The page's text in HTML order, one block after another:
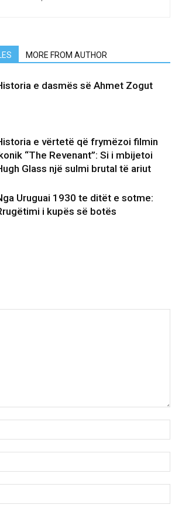
MORE FROM AUTHOR
e dasmës së Ahmet Zogut
e vërtetë që frymëzoi filmin
“The Revenant”: Si i mbijetoi
Glass një sulmi brutal të ariut
Uruguai 1930 te ditët e sotme:
i kupës së botës